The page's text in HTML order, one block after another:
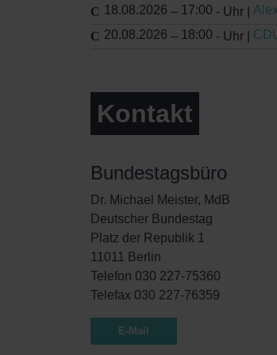
18.08.2026 – 17:00 - Uhr |
20.08.2026 – 18:00 - Uhr |
Kontakt
Bundestagsbüro
Dr. Michael Meister, MdB
Deutscher Bundestag
Platz der Republik 1
11011 Berlin
Telefon 030 227-75360
Telefax 030 227-76359
E-Mail